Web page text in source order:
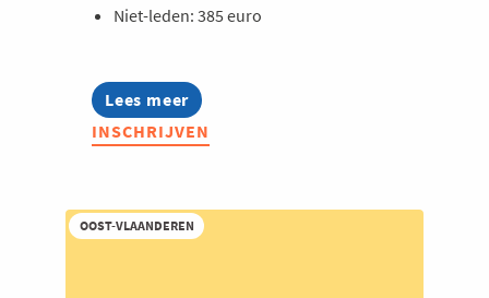
Niet-leden: 385 euro
Lees meer
about
Opleiding:
AI
INSCHRIJVEN
OOST-VLAANDEREN